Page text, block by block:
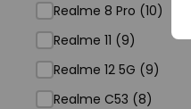
Realme 8 Pro (10)
Realme 11 (9)
Realme 12 5G (9)
Realme C53 (8)